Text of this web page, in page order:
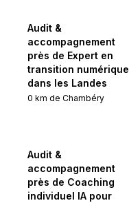
Audit &
accompagnement
près de Expert en
transition numérique
dans les Landes
0 km de Chambéry
Audit &
accompagnement
près de Coaching
individuel IA pour